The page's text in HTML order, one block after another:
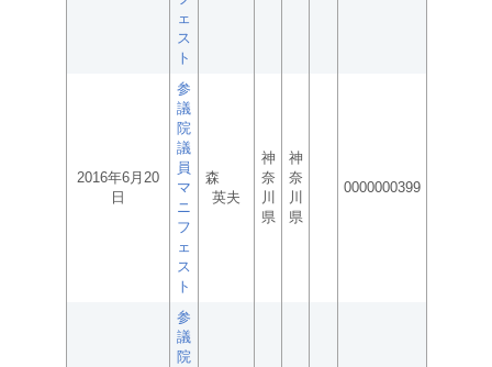
ェ
ス
ト
2016年6月20
日
参
議
院
議
員
マ
ニ
フ
ェ
ス
ト
森
英夫
神
奈
川
県
神
奈
川
県
0000000399
参
議
院